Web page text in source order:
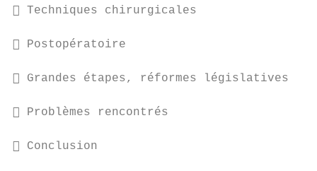
 Techniques chirurgicales
 Postopératoire
 Grandes étapes, réformes législatives et
 Problèmes rencontrés
 Conclusion